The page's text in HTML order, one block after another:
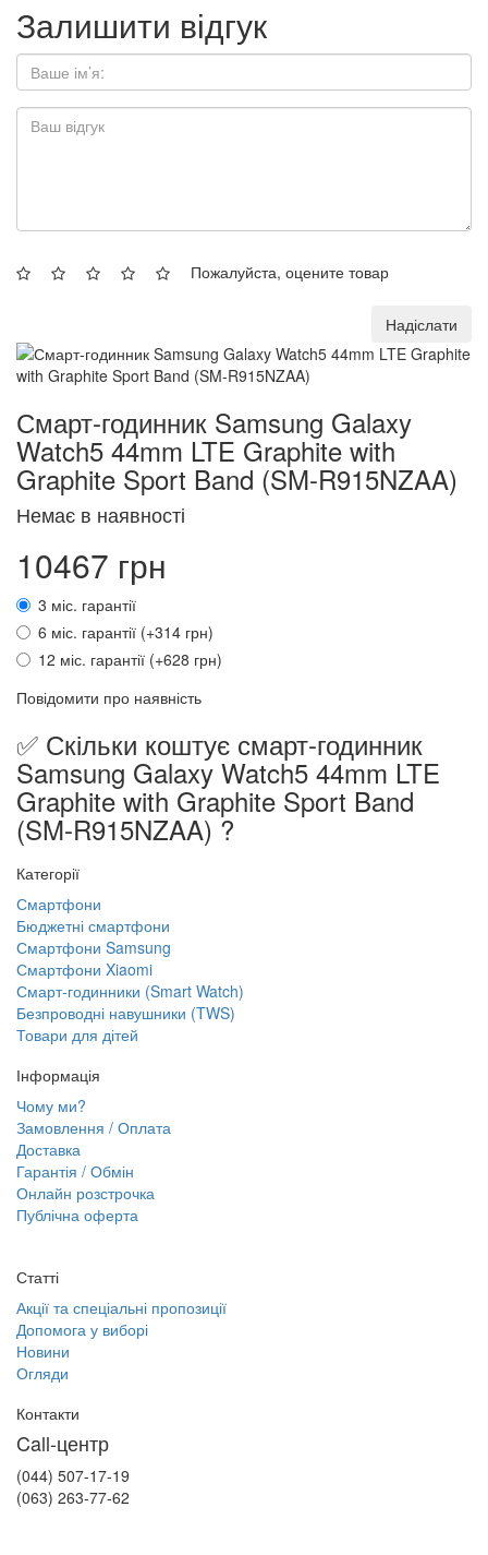
Залишити відгук
Пожалуйста, оцените товар
Надіслати
Смарт-годинник Samsung Galaxy
Watch5 44mm LTE Graphite with
Graphite Sport Band (SM-R915NZAA)
Немає в наявності
10467 грн
3 міс. гарантії
6 міс. гарантії (+314 грн)
12 міс. гарантії (+628 грн)
Повідомити про наявність
✅ Скільки коштує смарт-годинник
Samsung Galaxy Watch5 44mm LTE
Graphite with Graphite Sport Band
(SM-R915NZAA) ?
Категорії
Смартфони
Бюджетні смартфони
Смартфони Samsung
Смартфони Xiaomi
Смарт-годинники (Smart Watch)
Безпроводні навушники (TWS)
Товари для дітей
Інформація
Чому ми?
Замовлення / Оплата
Доставка
Гарантія / Обмін
Онлайн розстрочка
Публічна оферта
Статті
Акції та спеціальні пропозиції
Допомога у виборі
Новини
Огляди
Контакти
Call-центр
(044) 507-17-19
(063) 263-77-62